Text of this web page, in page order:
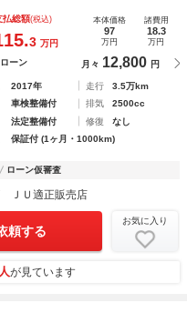
ルコン ナビ・フルセ
ＴＣ ＨＩＤ 純正１７Ａ
払総額(税込)
3 万円
本体価格
97
万円
諸費用
18.3
万円
ーン 月々 12,800 円
2017年 走行
3.5万km
車検整備付 排気
2500cc
法定整備付 修復
なし
保証付 (1ヶ月・1000km)
ローン仮審査
ＪＵ適正販売店
頼する
お気に入り
が見ています